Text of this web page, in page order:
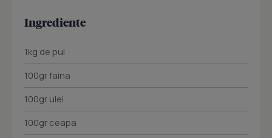
Ingrediente
1kg de pui
100gr faina
100gr ulei
100gr ceapa